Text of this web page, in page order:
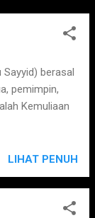
berasal
pemimpin,
Kemuliaan
LIHAT PENUH